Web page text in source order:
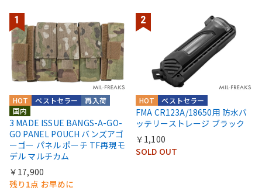
国内
再入荷
ベストセラー
HOT
3 MADE ISSUE BANGS-A-GO-
GO PANEL POUCH バンズアゴ
ーゴー パネル ポーチ TF再現モ
デル マルチカム
￥17,900
残り1点 お早めに
ベストセラー
HOT
FMA CR123A/18650用 防水バ
ッテリーストレージ ブラック
￥1,100
SOLD OUT